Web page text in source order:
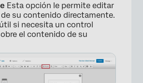
Esta opción le permite editar
de su contenido directamente.
si necesita un control
el contenido de su